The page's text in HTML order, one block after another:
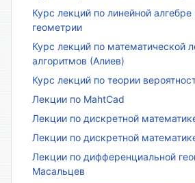
Курс лекций по линейной алгебре
геометрии
Курс лекций по математической
алгоритмов (Алиев)
Курс лекций по теории
Лекции по MahtCad
Лекции по дискретной
Лекции по дискретной
Лекции по дифференциальной
Масальцев